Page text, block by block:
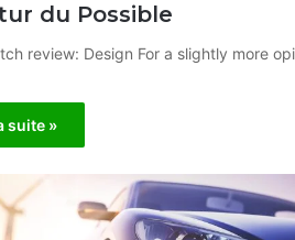
du Possible
review: Design For a slightly more
suite »